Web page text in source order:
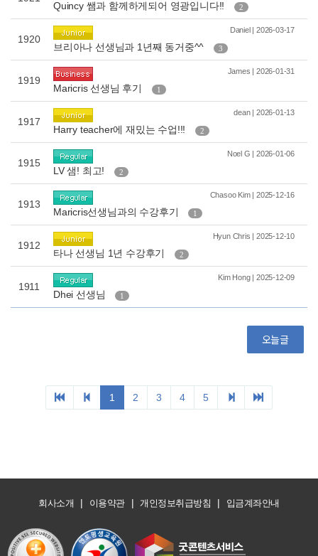
회사소개 | 이용약관 | 개인정보취급방침 | 입금계좌안내